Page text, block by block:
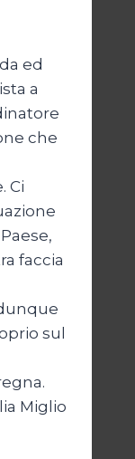
ed
a
che
Ci
faccia
sul
Miglio